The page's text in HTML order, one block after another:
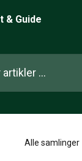
Alle samlinger